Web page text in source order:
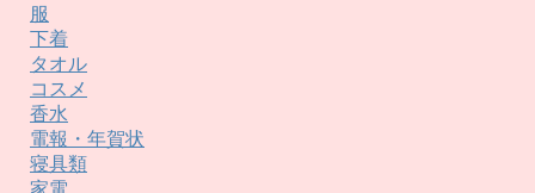
服
下着
タオル
コスメ
香水
電報・年賀状
寝具類
家電